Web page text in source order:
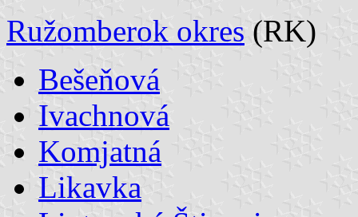
Ružomberok okres (RK)
Bešeňová
Ivachnová
Komjatná
Likavka